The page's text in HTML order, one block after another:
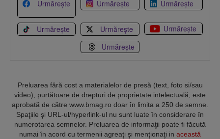
Urmărește Urmărește Urmărește
Urmărește Urmărește
Urmărește
Urmărește
Preluarea fără cost a materialelor de presă (text, foto si/sau
video), purtătoare de drepturi de proprietate intelectuală, este
aprobată de către www.bmag.ro doar în limita a 250 de semne.
Spaţiile şi URL-ul/hyperlink-ul nu sunt luate în considerare în
numerotarea semnelor. Preluarea de informaţii poate fi făcută
numai în acord cu termenii agreaţi şi menţionaţi in această